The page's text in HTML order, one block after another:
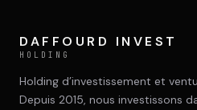
DAFFOURD INVEST
HOLDING
Holding d’investissement et
Depuis 2015, nous investissons